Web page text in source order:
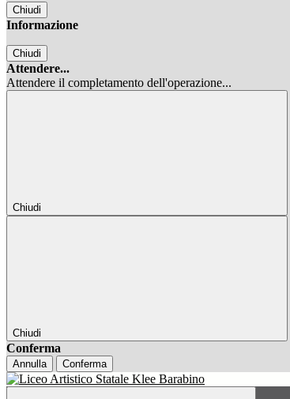
Chiudi
Informazione
Chiudi
Attendere...
Attendere il completamento dell'operazione...
Chiudi
Chiudi
Conferma
Annulla Conferma